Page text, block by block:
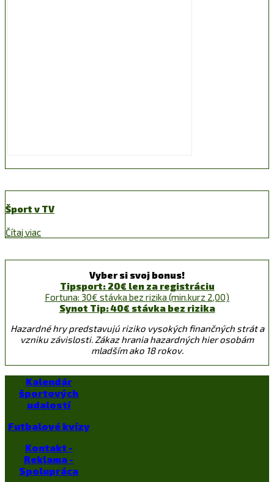
Šport v TV
Čítaj viac
Vyber si svoj bonus!
Tipsport: 20€ len za registráciu
Fortuna: 30€ stávka bez rizika (min.kurz 2,00)
Synot Tip: 40€ stávka bez rizika
Hazardné hry predstavujú riziko vysokých finančných strát a
vzniku závislosti. Zákaz hrania hazardných hier osobám
mladším ako 18 rokov.
Kalendár
športových
udalostí
Futbalové kvízy
Kontakt -
Reklama -
Spolupráca